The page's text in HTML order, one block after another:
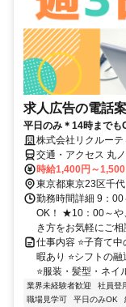
求人広告の電話
平日のみ＊14時までも
株式会社リクルー
交通・アクセス 丸
時給1,400円～1,500
東京都東京23区千
勤務時間詳細 9：
OK！ ★10：00～や
き方をお気軽にご
仕事内容 ⭐子育て
暇あり ⭐シフトの
⭐服装・髪型・ネイ
業界未経験者歓迎 社員登
職場見学可
平日のみOK